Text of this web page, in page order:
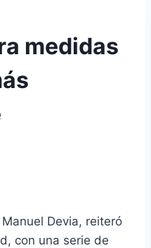
medidas
Devia, reiteró
con una serie de